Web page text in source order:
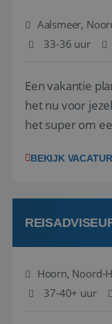
Aalsmeer,
33-36 uur
Een vakantie
het nu voor
het super om
werken: of het
BEKIJK
Hoorn, Noord-
37-40+ uur